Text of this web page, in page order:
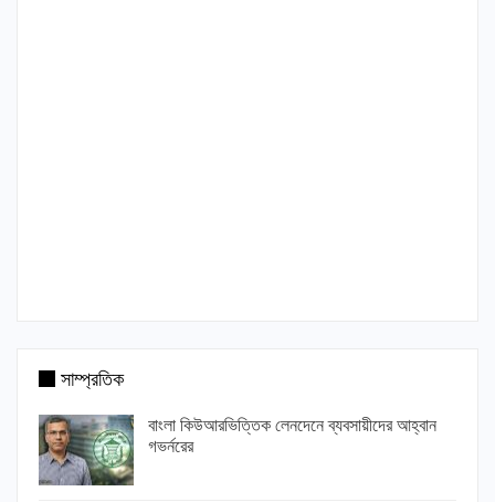
সাম্প্রতিক
বাংলা কিউআরভিত্তিক লেনদেনে ব্যবসায়ীদের আহ্বান
গভর্নরের